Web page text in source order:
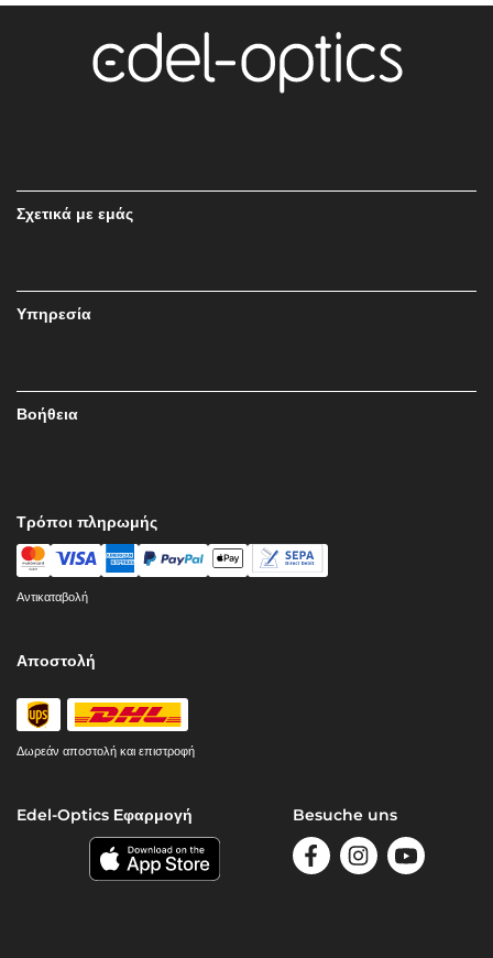
Σχετικά με εμάς
Υπηρεσία
Βοήθεια
Τρόποι πληρωμής
Αντικαταβολή
Αποστολή
Δωρεάν αποστολή και επιστροφή
Edel-Optics Εφαρμογή Besuche uns